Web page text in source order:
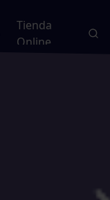
Tienda
Online